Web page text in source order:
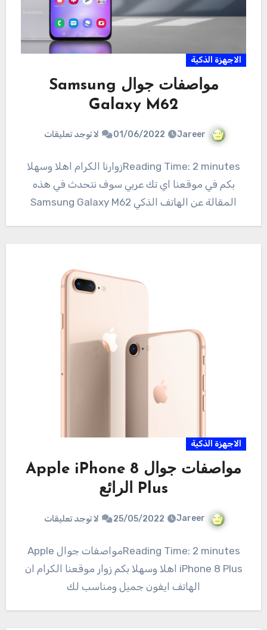
الاجهزة الذكية
مواصفات جوال Samsung
Galaxy M62
Jareer
01/06/2022 لا توجد تعليقات
Reading Time: 2 minutesزوارنا الكرام اهلا وسهلا
بكم في موقعنا اي تك عربي سوف نتحدث في هذه
المقالة عن الهاتف الذكي Samsung Galaxy M62
الاجهزة الذكية
مواصفات جوال Apple iPhone 8
Plus الرائع
Jareer
25/05/2022 لا توجد تعليقات
Reading Time: 2 minutesمواصفات جوال Apple
iPhone 8 Plus اهلا وسهلا بكم زوار موقعنا الكرام ان
الهاتف ايفون جميل ومناسب لك